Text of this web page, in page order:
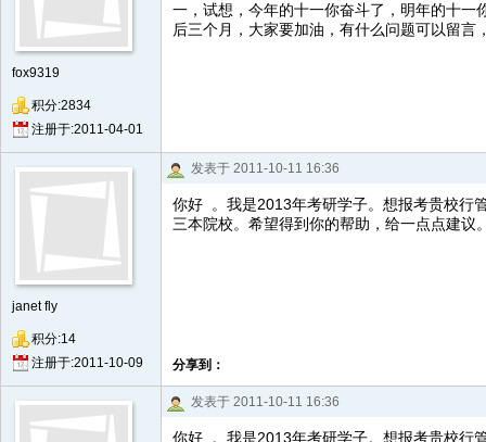
fox9319
积分:2834
注册于:2011-04-01
一，试想，今年的十一你奋斗了，明年的十一
后三个月，大家要加油，有什么问题可以留言
janet fly
积分:14
注册于:2011-10-09
发表于 2011-10-11 16:36
你好 。我是2013年考研学子。想报考贵校行
三本院校。希望得到你的帮助，给一点点建议
分享到：
发表于 2011-10-11 16:36
你好 。我是2013年考研学子。想报考贵校行